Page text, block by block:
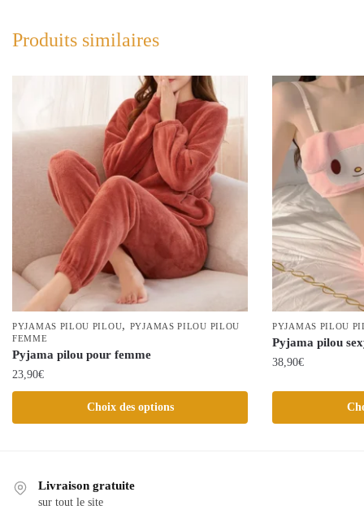
Produits similaires
PYJAMAS PILOU PILOU, PYJAMAS PILOU PILOU
FEMME
Pyjama pilou pour femme
23,90€
Choix des options
produit
variations.
PYJAMAS PILOU
Pyjama pilou
38,90€
Ce
Livraison gratuite
sur tout le site